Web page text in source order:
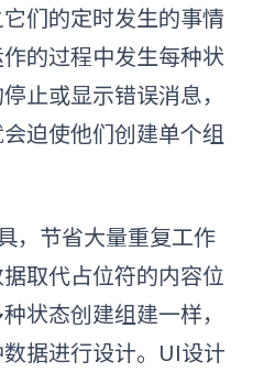
们的定时发生的事情
的过程中发生每种状
止或显示错误消息，
迫使他们创建单个组
，节省大量重复工作
取代占位符的内容位
状态创建组建一样，
据进行设计。UI设计